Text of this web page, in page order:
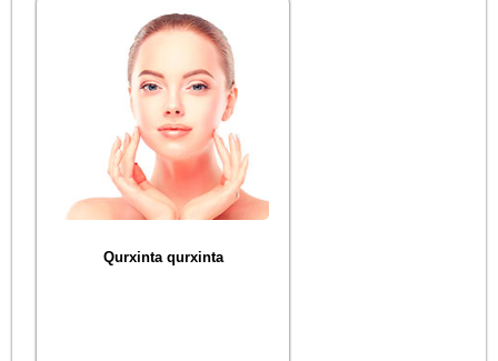
Qurxinta qurxinta